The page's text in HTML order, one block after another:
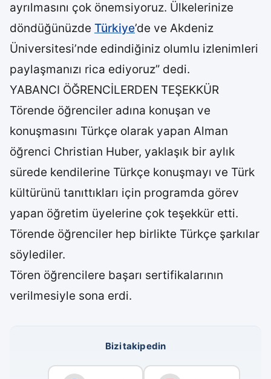
ayrılmasını çok önemsiyoruz. Ülkelerinize
döndüğünüzde Türkiye’de ve Akdeniz
Üniversitesi’nde edindiğiniz olumlu izlenimleri
paylaşmanızı rica ediyoruz” dedi.
YABANCI ÖĞRENCİLERDEN TEŞEKKÜR
Törende öğrenciler adına konuşan ve
konuşmasını Türkçe olarak yapan Alman
öğrenci Christian Huber, yaklaşık bir aylık
sürede kendilerine Türkçe konuşmayı ve Türk
kültürünü tanıttıkları için programda görev
yapan öğretim üyelerine çok teşekkür etti.
Törende öğrenciler hep birlikte Türkçe şarkılar
söylediler.
Tören öğrencilere başarı sertifikalarının
verilmesiyle sona erdi.
Bizi takip edin